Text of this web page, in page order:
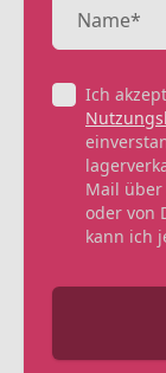
Ich
Mail über
oder von
kann ich